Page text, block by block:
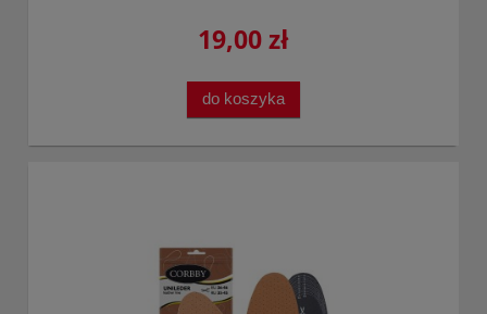
19,00 zł
do koszyka